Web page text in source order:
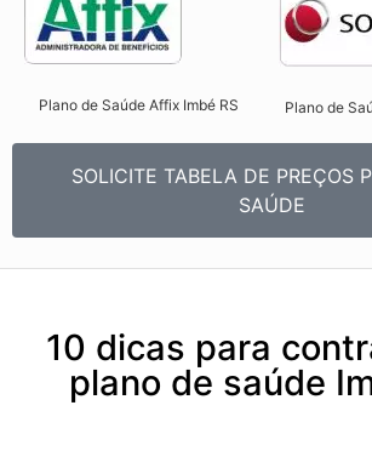
Plano de Saúde Affix Imbé RS​ Plano de
SOLICITE TABELA DE PREÇOS
SAÚDE
10 dicas para
plano de saúde